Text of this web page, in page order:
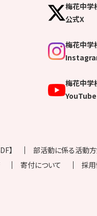
梅花中学
公式X
梅花中学
梅花中学
YouTube
】
部活動に係る活動方
寄付について 採